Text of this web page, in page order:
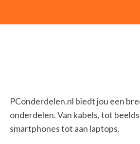
PConderdelen.nl biedt jou een
onderdelen. Van kabels, tot
smartphones tot aan laptops.